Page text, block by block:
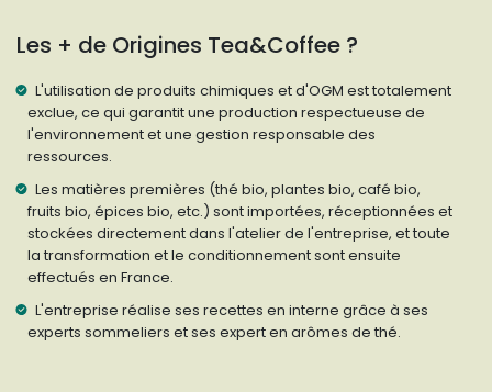
Les + de Origines Tea&Coffee ?
L'utilisation de produits chimiques et d'OGM est totalement
exclue, ce qui garantit une production respectueuse de
l'environnement et une gestion responsable des
ressources.
Les matières premières (thé bio, plantes bio, café bio,
fruits bio, épices bio, etc.) sont importées, réceptionnées et
stockées directement dans l'atelier de l'entreprise, et toute
la transformation et le conditionnement sont ensuite
effectués en France.
L'entreprise réalise ses recettes en interne grâce à ses
experts sommeliers et ses expert en arômes de thé.